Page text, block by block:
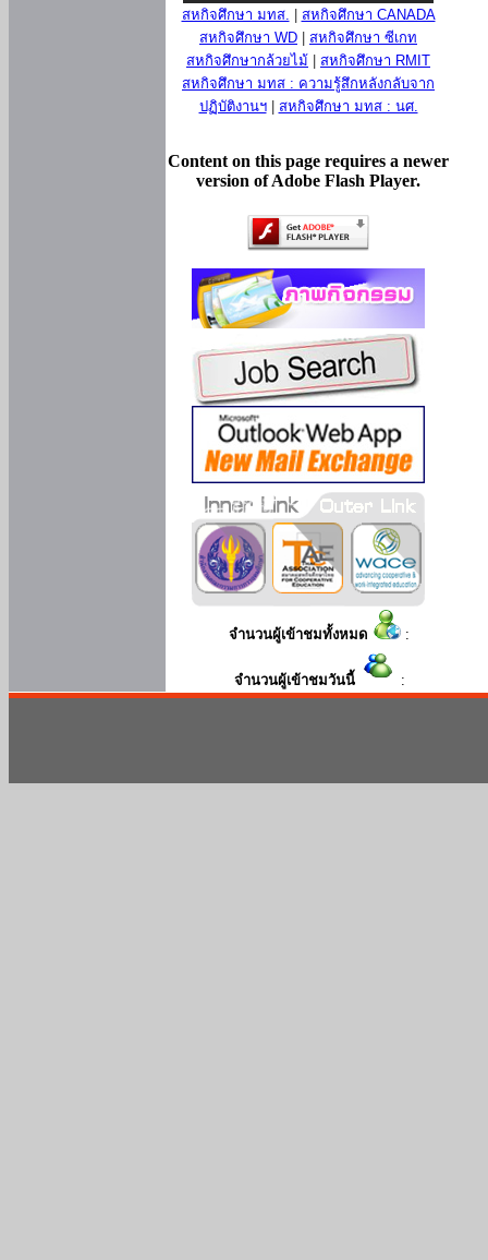
สหกิจศึกษา มทส.
สหกิจศึกษา CANADA
สหกิจศึกษา WD
สหกิจศึกษา ซีเกท
สหกิจศึกษากล้วยไม้
สหกิจศึกษา RMIT
สหกิจศึกษา มทส : ความรู้สึกหลังกลับจาก
ปฏิบัติงานฯ| สหกิจศึกษา มทส : นศ.
Content on this page requires a newer
version of Adobe Flash Player.
จำนวนผู้เข้าชมทั้งหมด :
จำนวนผู้เข้าชมวันนี้ :